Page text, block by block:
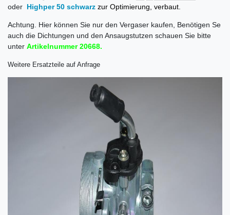
oder Highper 50 schwarz zur Optimierung, verbaut.
Achtung. Hier können Sie nur den Vergaser kaufen, Benötigen Se
auch die Dichtungen und den Ansaugstutzen schauen Sie bitte
unter Artikelnummer 20668.
Weitere Ersatzteile auf Anfrage